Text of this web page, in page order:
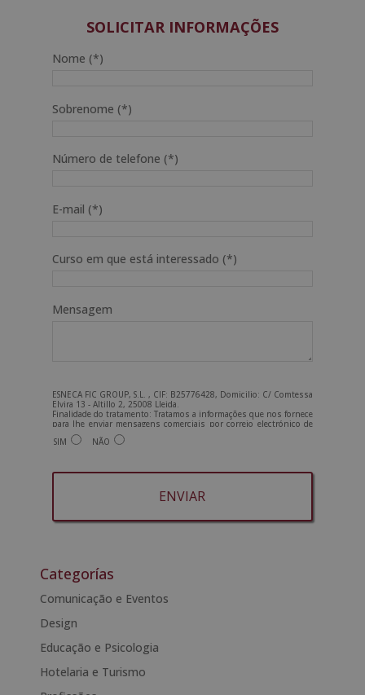
SOLICITAR INFORMAÇÕES
Nome (*)
Sobrenome (*)
Número de telefone (*)
E-mail (*)
Curso em que está interessado (*)
Mensagem
ESNECA FIC GROUP, S.L. , CIF: B25776428, Domicilio: C/ Comtessa
Elvira 13 - Altillo 2, 25008 Lleida.
Finalidade do tratamento: Tratamos a informações que nos fornece
para lhe enviar mensagens comerciais por correio electrónico de
tipo comercial relacionadas com os produtos oferecidos e outros
produtos que possam ser do seu interesse. Legitimação do
nos para o endereço admin@grupoesneca.com.
Deseja receber informação comercial (por telefone e/ou correio
SIM NÃO
t
r
n
a
i
Categorías
Comunicação e Eventos
Design
Educação e Psicologia
Hotelaria e Turismo